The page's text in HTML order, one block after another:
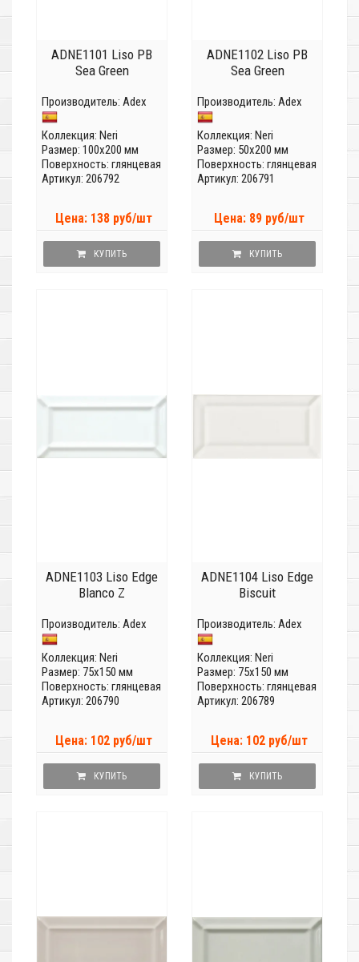
ADNE1101 Liso PB
Sea Green
Производитель: Adex
Коллекция: Neri
Размер: 100x200 мм
Поверхность: глянцевая
Артикул: 206792
Цена: 138 руб/шт
КУПИТЬ
ADNE1102 Liso PB
Sea Green
Производитель: Adex
Коллекция: Neri
Размер: 50x200 мм
Поверхность: глянцевая
Артикул: 206791
Цена: 89 руб/шт
КУПИТЬ
ADNE1103 Liso Edge
Blanco Z
Производитель: Adex
Коллекция: Neri
Размер: 75x150 мм
Поверхность: глянцевая
Артикул: 206790
Цена: 102 руб/шт
КУПИТЬ
ADNE1104 Liso Edge
Biscuit
Производитель: Adex
Коллекция: Neri
Размер: 75x150 мм
Поверхность: глянцевая
Артикул: 206789
Цена: 102 руб/шт
КУПИТЬ